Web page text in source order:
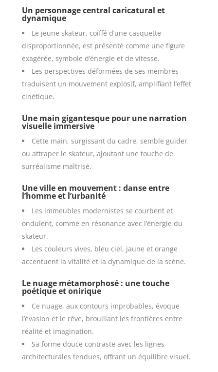
Un personnage central caricatural et
dynamique
Le jeune skateur, coiffé d’une casquette
disproportionnée, est présenté comme une figure
exagérée, symbole d’énergie et de vitesse.
Les perspectives déformées de ses membres
traduisent un mouvement explosif, amplifiant l’effet
cinétique.
Une main gigantesque pour une narration
visuelle immersive
Cette main, surgissant du cadre, semble guider
ou attraper le skateur, ajoutant une touche de
surréalisme maîtrisé.
Une ville en mouvement : danse entre
l’homme et l’urbanité
Les immeubles modernistes se courbent et
ondulent, comme en résonance avec l’énergie du
skateur.
Les couleurs vives, bleu ciel, jaune et orange
accentuent la vitalité et la dynamique de la scène.
Le nuage métamorphosé : une touche
poétique et onirique
Ce nuage, aux contours improbables, évoque
l’évasion et le rêve, brouillant les frontières entre
réalité et imagination.
Sa forme douce contraste avec les lignes
architecturales tendues, offrant un équilibre visuel.